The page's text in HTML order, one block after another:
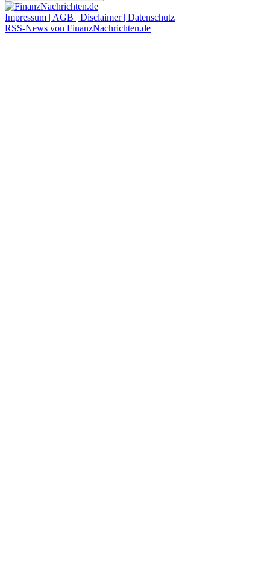
Impressum | AGB | Disclaimer | Datenschutz
RSS-News von FinanzNachrichten.de